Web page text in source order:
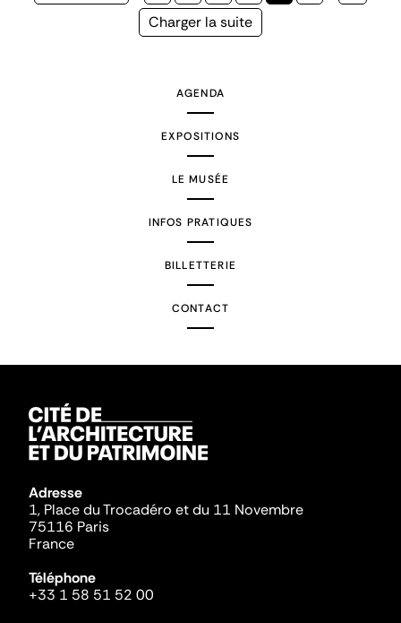
Page
Charger la suite
AGENDA
EXPOSITIONS
LE MUSÉE
INFOS PRATIQUES
BILLETTERIE
CONTACT
Adresse
1, Place du Trocadéro et du 11 Novembre
75116 Paris
France
Téléphone
+33 1 58 51 52 00